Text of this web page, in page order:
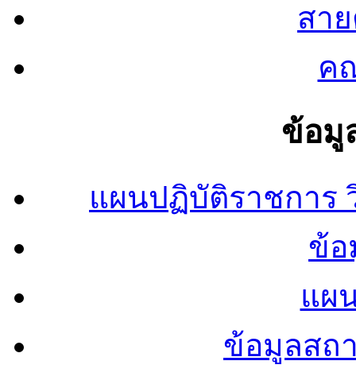
สา
ค
ข้อมู
แผนปฏิบัติราชการ
ข้อ
แผ
ข้อมูลสถ